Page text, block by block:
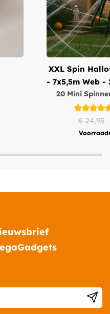
XXL Spin
- 7x5,5m Web -
80 + 65 cm -
20 Mini
€ 24,95